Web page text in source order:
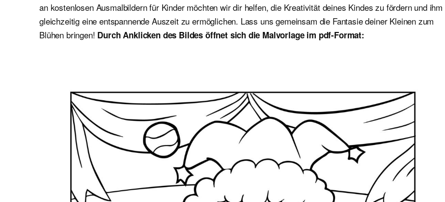
an kostenlosen Ausmalbildern für Kinder möchten wir dir helfen, die Kreativität deines Kindes zu fördern und ihm
gleichzeitig eine entspannende Auszeit zu ermöglichen. Lass uns gemeinsam die Fantasie deiner Kleinen zum
Blühen bringen! Durch Anklicken des Bildes öffnet sich die Malvorlage im pdf-Format: